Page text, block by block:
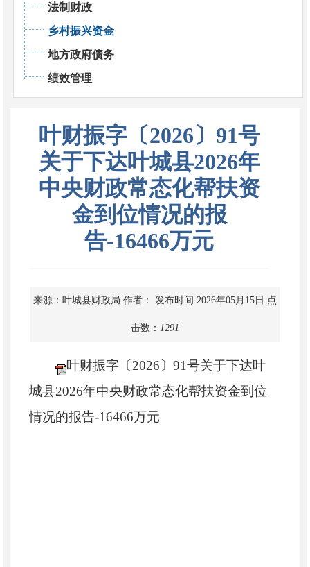
法制财政
乡村振兴资金
地方政府债务
绩效管理
叶财振字〔2026〕91号
关于下达叶城县2026年
中央财政常态化帮扶资
金到位情况的报
告-16466万元
来源：叶城县财政局 作者： 发布时间 2026年05月15日 点
击数： 1291
叶财振字〔2026〕91号关于下达叶
城县2026年中央财政常态化帮扶资金到位
情况的报告-16466万元